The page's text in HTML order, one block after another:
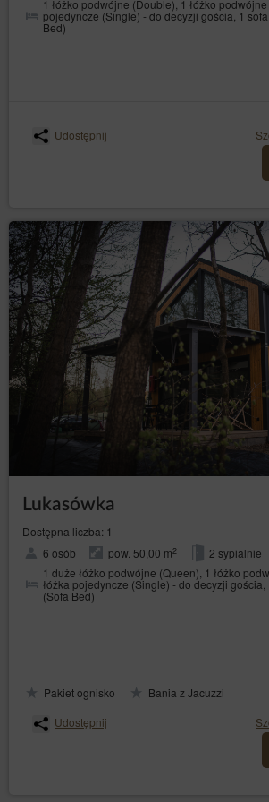
Przedmiotem Umowy jest najem
oferowanego przez Usługodawcę
pośrednictwem Elektronicznego
w kolejnych nastepujących po sobie
oznaczenie przez Gościa terminu
Po podaniu przez Gościa
danych, wyświetlone zostanie
akceptacji treści Regulaminu,
poprzez naciśnięcie przycisku [Złóż
Umowę najmu noclegu uważa się
przyjęcia przez Usługodawcę
Formularza Rezerwacji, czego
wyświetlenie komunikatu
rezerwacji i podanie jej numeru.
Po zawarciu umowy Gość
zawierającą potwierdzenie zawartej
wskazaniem jej wszystkich istotnych
szczególności określeniu Całkowitej
terminu i sposobu płatności oraz
anulowania rezerwacji. W przypadku
przedpłaty wskazany jest termin jej
informacją o skutkach
zapłaty. Braku zapłaty przedpłaty w
w wiadomości e-mail powoduje
odstąpienie przez Usługodawcę od
najmu noclegu bez wyznaczenia
na spełnienie świadczenia.
Niedowolne jest oddawanie miejsca
bedącego przedmiotem Oferty w
przekazywania lub udostępniania
Nie wykonanie czynności
zawierającej potwierdzenie o
od zawartej Umowy bez
Anulowanie lub zmiana rezerwacji
link zawarty w e-mailu lub przez
Skorzystanie z linku w e-mailu
1 łóżko podwójne (Double), 1 łóżko
pojedyncze (Single) - do decyzji gościa, 1
Bed)
Udostępnij
Lukasówka
Dostępna liczba: 1
6 osób
pow. 50,00 m2
2 sypialnie
1 duże łóżko podwójne (Queen), 1 łóżko
łóżka pojedyncze (Single) - do decyzji gościa,
(Sofa Bed)
Pakiet ognisko
Bania z Jacuzzi
Udostępnij